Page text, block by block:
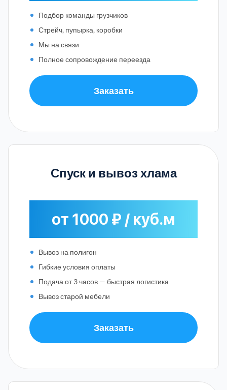
Подбор команды грузчиков
Стрейч, пупырка, коробки
Мы на связи
Полное сопровождение переезда
Заказать
Спуск и вывоз хлама
от 1000 ₽ / куб.м
Вывоз на полигон
Гибкие условия оплаты
Подача от 3 часов — быстрая логистика
Вывоз старой мебели
Заказать